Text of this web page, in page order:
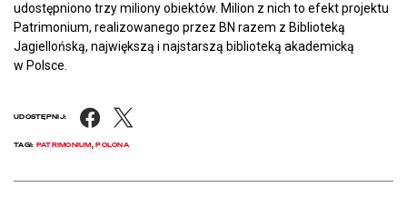
udostępniono trzy miliony obiektów. Milion z nich to efekt projektu
Patrimonium, realizowanego przez BN razem z Biblioteką
Jagiellońską, największą i najstarszą biblioteką akademicką
w Polsce.
UDOSTĘPNIJ: Facebook
TAGI: PATRIMONIUM,POLONA